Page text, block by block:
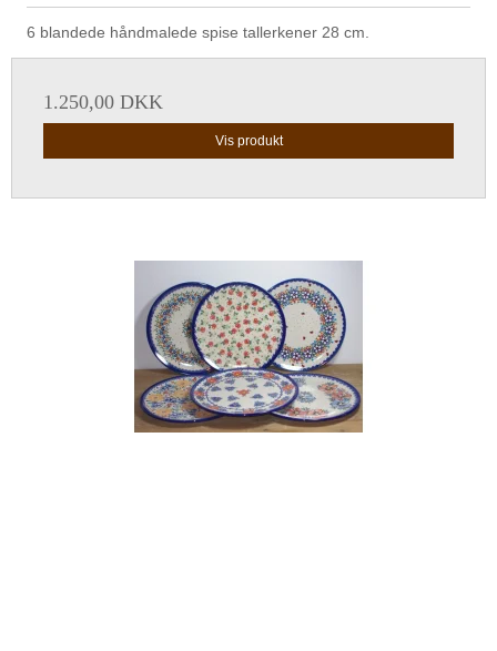
6 blandede håndmalede spise tallerkener 28 cm.
1.250,00 DKK
Vis produkt